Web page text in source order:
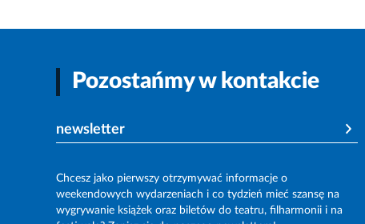
Pozostańmy w kontakcie
newsletter
Chcesz jako pierwszy otrzymywać informacje o
weekendowych wydarzeniach i co tydzień mieć szansę na
wygrywanie książek oraz biletów do teatru, filharmonii i na